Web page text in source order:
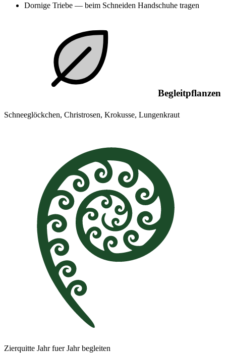
Dornige Triebe — beim Schneiden Handschuhe tragen
Begleitpflanzen
Schneeglöckchen, Christrosen, Krokusse, Lungenkraut
Zierquitte Jahr fuer Jahr begleiten